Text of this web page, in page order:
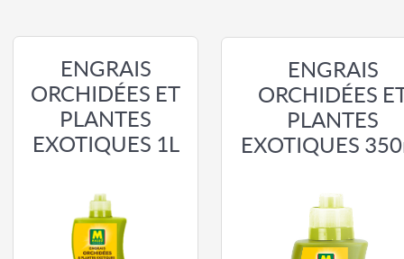
ENGRAIS
ORCHIDÉES ET
PLANTES
EXOTIQUES 1L
ENGRAIS
ORCHIDÉES
PLANTES
EXOTIQUES